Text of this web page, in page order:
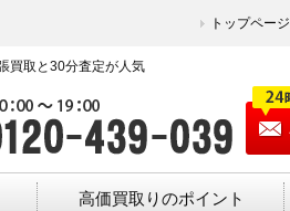
トップページ
買取と30分査定が人気
高価買取りのポイント